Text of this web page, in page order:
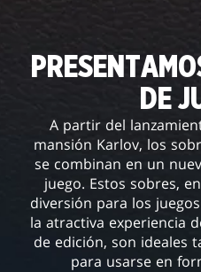
DE
A partir del
mansión Karlov, los
se combinan en un
juego. Estos sobres,
diversión para los
la atractiva experiencia
de edición, son ideales
para usarse en